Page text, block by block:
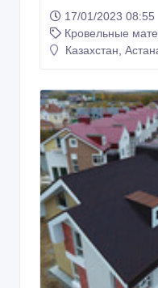
17/01/2023 08:55
Кровельные
Казахстан,